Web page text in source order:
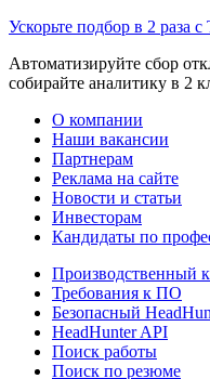
Ускорьте подбор в 2 раза с
Автоматизируйте сбор
собирайте аналитику в 2
О компании
Наши вакансии
Партнерам
Реклама на сайте
Новости и статьи
Инвесторам
Кандидаты по
Производственный
Требования к ПО
Безопасный
HeadHunter API
Поиск работы
Поиск по резюме